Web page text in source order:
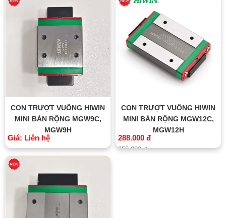
CON TRƯỢT VUÔNG HIWIN
MINI BẢN RỘNG MGW9C,
MGW9H
Giá: Liên hệ
CON TRƯỢT VUÔNG HIWIN
MINI BẢN RỘNG MGW12C,
MGW12H
288.000 đ
350.000 đ